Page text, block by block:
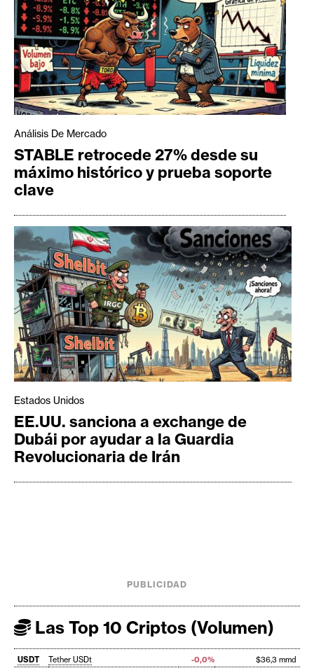
Análisis De Mercado
STABLE retrocede 27% desde su
máximo histórico y prueba soporte
clave
Estados Unidos
EE.UU. sanciona a exchange de
Dubái por ayudar a la Guardia
Revolucionaria de Irán
PUBLICIDAD
Las Top 10 Criptos (Volumen)
USDT Tether USDt -0,0%
$36,3 mmd